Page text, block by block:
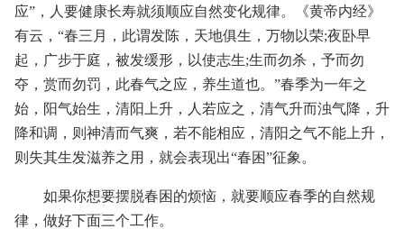
应”，人要健康长寿就须顺应自然变化规律。《黄帝内经》
有云，“春三月，此谓发陈，天地俱生，万物以荣;夜卧早
起，广步于庭，被发缓形，以使志生;生而勿杀，予而勿
夺，赏而勿罚，此春气之应，养生道也。”春季为一年之
始，阳气始生，清阳上升，人若应之，清气升而浊气降，升
降和调，则神清而气爽，若不能相应，清阳之气不能上升，
则失其生发滋养之用，就会表现出“春困”征象。
如果你想要摆脱春困的烦恼，就要顺应春季的自然规
律，做好下面三个工作。